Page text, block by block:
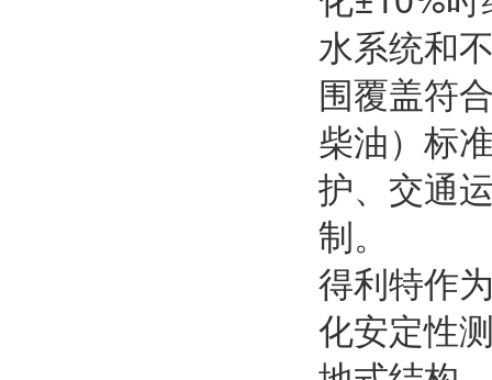
水系统和
围覆盖符
柴油）标
护、交通
制。
得利特作
化安定性